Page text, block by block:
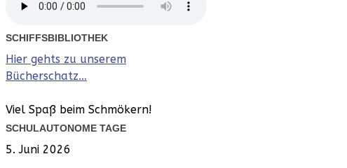
SCHIFFSBIBLIOTHEK
Hier gehts zu unserem
Bücherschatz…
Viel Spaß beim Schmökern!
SCHULAUTONOME TAGE
5. Juni 2026